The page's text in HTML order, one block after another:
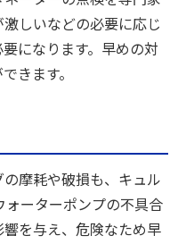
しいなどの必要に応じ
になります。早めの対
きます。
摩耗や破損も、キュル
ォーターポンプの不具合
を与え、危険なため早